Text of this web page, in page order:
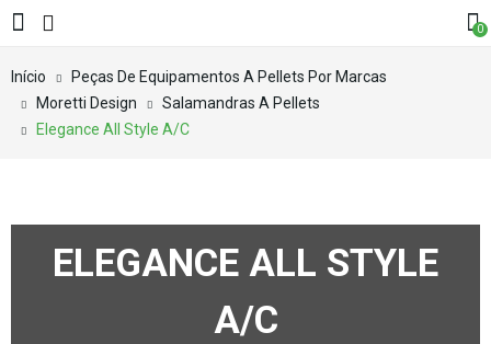
0
Início
Peças De Equipamentos A Pellets Por Marcas
Moretti Design
Salamandras A Pellets
Elegance All Style A/C
ELEGANCE ALL STYLE
A/C